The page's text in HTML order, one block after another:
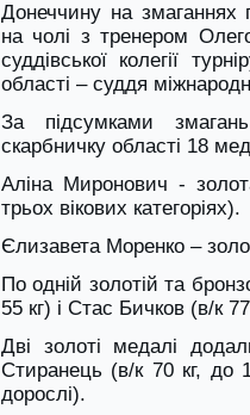
Донеччину на змаганнях
на чолі з тренером
суддівської колегії
області – суддя
За підсумками
скарбничку області 18
Аліна Миронович -
трьох вікових категоріях).
Єлизавета Моренко –
По одній золотій та
55 кг) і Стас Бичков (в/к
Дві золоті медалі
Стиранець (в/к 70 кг, до
дорослі).